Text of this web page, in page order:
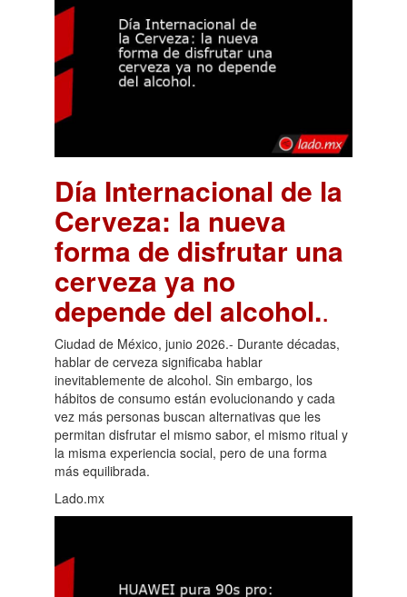
Día Internacional de la
Cerveza: la nueva
forma de disfrutar una
cerveza ya no
depende del alcohol..
Ciudad de México, junio 2026.- Durante décadas,
hablar de cerveza significaba hablar
inevitablemente de alcohol. Sin embargo, los
hábitos de consumo están evolucionando y cada
vez más personas buscan alternativas que les
permitan disfrutar el mismo sabor, el mismo ritual y
la misma experiencia social, pero de una forma
más equilibrada.
Lado.mx